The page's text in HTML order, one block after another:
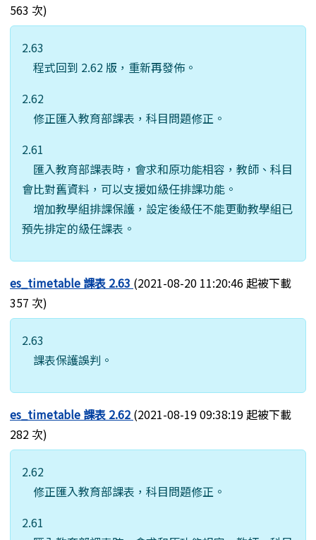
563 次)
2.63
程式回到 2.62 版，重新再發佈。
2.62
修正匯入教育部課表，科目問題修正。
2.61
匯入教育部課表時，會求和原功能相容，教師、科目
會比對舊資料，可以支援如級任排課功能。
增加教學組排課保護，設定後級任不能更動教學組已
預先排定的級任課表。
es_timetable 課表 2.63 (2021-08-20 11:20:46 起被下載
357 次)
2.63
課表保護誤判。
es_timetable 課表 2.62 (2021-08-19 09:38:19 起被下載
282 次)
2.62
修正匯入教育部課表，科目問題修正。
2.61